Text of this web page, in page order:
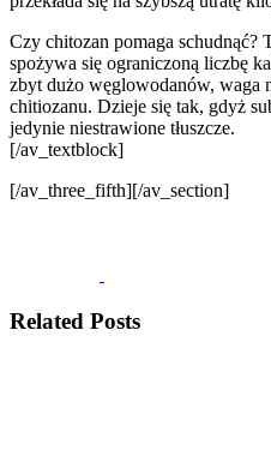
Czy chitozan pomaga schudnąć?
spożywa się ograniczoną liczbę
zbyt dużo węglowodanów, waga
chitiozanu. Dzieje się tak, gdyż
jedynie niestrawione tłuszcze.
[/av_textblock]
[/av_three_fifth][/av_section]
Related Posts